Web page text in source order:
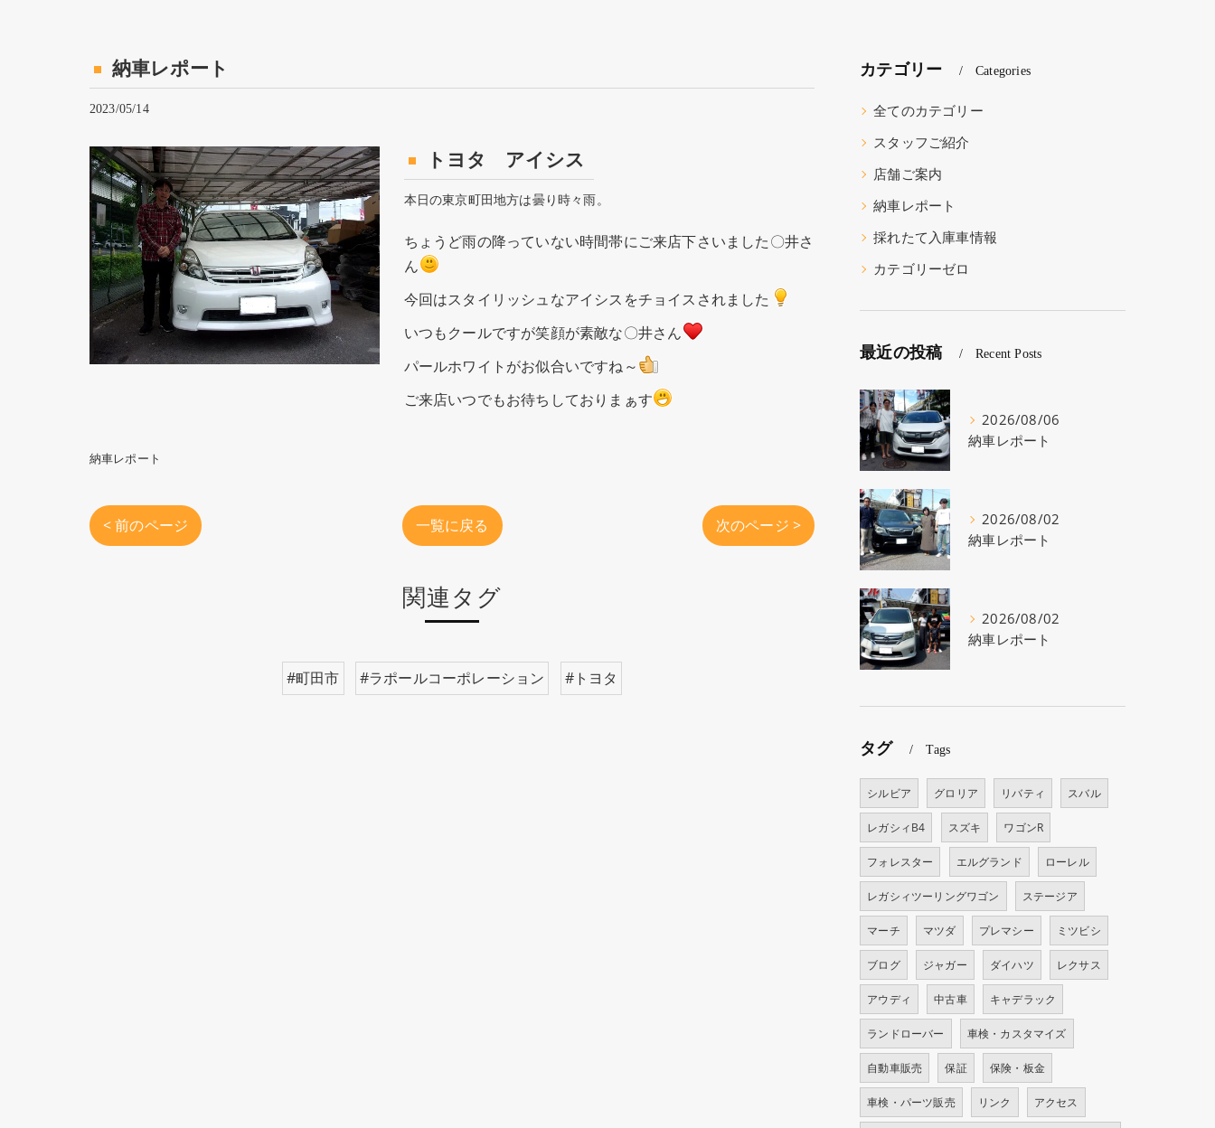
納車レポート
2023/05/14
トヨタ アイシス
本日の東京町田地方は曇り時々雨。
ちょうど雨の降っていない時間帯にご来店下さいました〇井さ
ん
今回はスタイリッシュなアイシスをチョイスされました
いつもクールですが笑顔が素敵な〇井さん
パールホワイトがお似合いですね～
ご来店いつでもお待ちしておりまぁす
納車レポート
< 前のページ 一覧に戻る 次のページ >
関連タグ
#町田市 #ラポールコーポレーション #トヨタ
カテゴリー Categories
全てのカテゴリー
スタッフご紹介
店舗ご案内
納車レポート
採れたて入庫車情報
カテゴリーゼロ
最近の投稿 Recent Posts
2026/08/06
納車レポート
2026/08/02
納車レポート
2026/08/02
納車レポート
タグ Tags
シルビア グロリア リバティ スバル
レガシィB4 スズキ ワゴンR
フォレスター エルグランド ローレル
レガシィツーリングワゴン ステージア
マーチ マツダ プレマシー ミツビシ
ブログ ジャガー ダイハツ レクサス
アウディ 中古車 キャデラック
ランドローバー 車検・カスタマイズ
自動車販売 保証 保険・板金
車検・パーツ販売 リンク アクセス